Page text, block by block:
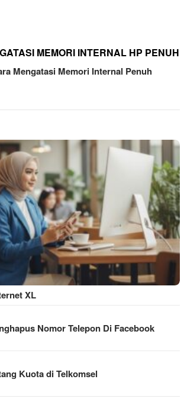
MEMORI INTERNAL HP PENUH
Mengatasi Memori Internal Penuh
XL
Nomor Telepon Di Facebook
Kuota di Telkomsel